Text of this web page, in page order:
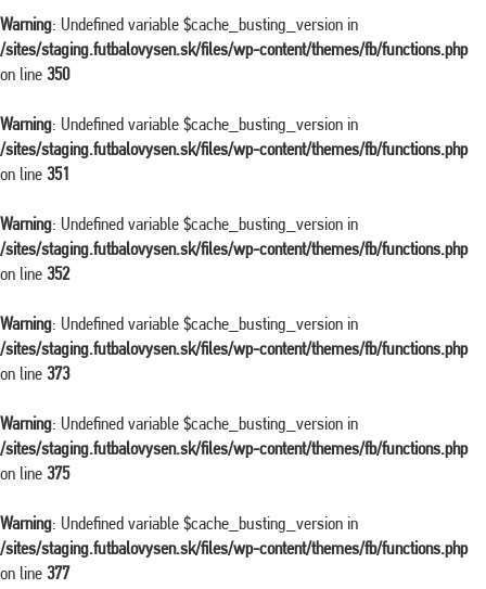
Warning: Undefined variable $cache_busting_version in
/sites/staging.futbalovysen.sk/files/wp-content/themes/fb/functions.php
on line 350
Warning: Undefined variable $cache_busting_version in
/sites/staging.futbalovysen.sk/files/wp-content/themes/fb/functions.php
on line 351
Warning: Undefined variable $cache_busting_version in
/sites/staging.futbalovysen.sk/files/wp-content/themes/fb/functions.php
on line 352
Warning: Undefined variable $cache_busting_version in
/sites/staging.futbalovysen.sk/files/wp-content/themes/fb/functions.php
on line 373
Warning: Undefined variable $cache_busting_version in
/sites/staging.futbalovysen.sk/files/wp-content/themes/fb/functions.php
on line 375
Warning: Undefined variable $cache_busting_version in
/sites/staging.futbalovysen.sk/files/wp-content/themes/fb/functions.php
on line 377